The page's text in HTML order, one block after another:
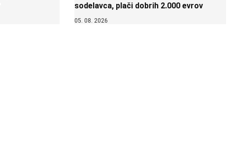
sodelavca, plači dobrih 2.000 evrov
05. 08. 2026